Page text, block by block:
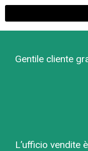
Gentile cliente
L’ufficio vendite